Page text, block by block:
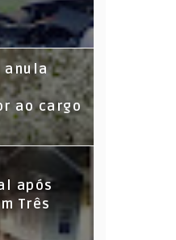
anula
ao cargo
após
Três